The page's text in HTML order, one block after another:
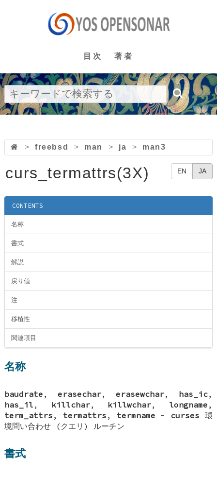
目次 著者
> freebsd > man > ja > man3
EN JA
curs_termattrs(3X)
CONTENTS
名称
書式
解説
戻り値
注
移植性
関連項目
名称
baudrate ,erasechar, erasewchar, has_ic,
has_il , killchar, killwchar, longname ,
term_attrs , termattrs , termname - curses 環
境問い合わせ (クエリ) ルーチン
書式